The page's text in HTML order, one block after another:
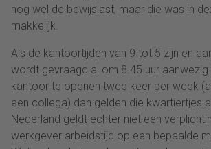
nog wel de bewijslast, maar die was in
makkelijk.
Als de kantoortijden van 9 tot 5 zijn en
wordt gevraagd al om 8.45 uur
kantoor te openen twee keer per week
een collega) dan gelden die kwartiertjes
Nederland geldt echter niet een
werkgever arbeidstijd op een bepaalde